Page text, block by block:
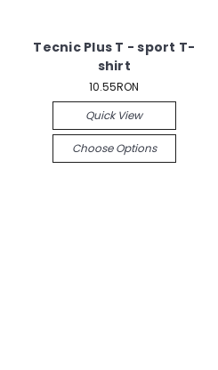
Tecnic Plus T - sport T-
shirt
10.55RON
Quick View
Choose Options